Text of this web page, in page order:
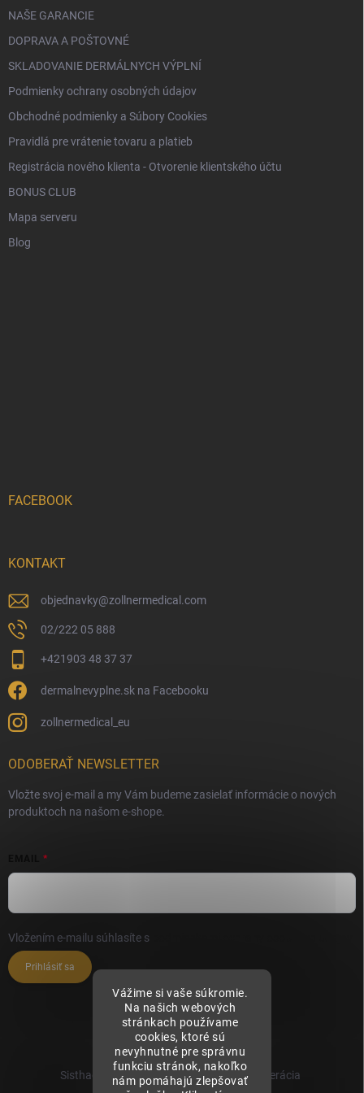
Vážime si vaše súkromie.
Na našich webových
stránkach používame
cookies, ktoré sú
nevyhnutné pre správnu
funkciu stránok, nakoľko
nám pomáhajú zlepšovať
NAŠE GARANCIE
DOPRAVA A POŠTOVNÉ
SKLADOVANIE DERMÁLNYCH VÝPLNÍ
Podmienky ochrany osobných údajov
Obchodné podmienky a Súbory Cookies
Pravidlá pre vrátenie tovaru a platieb
Registrácia nového klienta - Otvorenie klientského účtu
BONUS CLUB
Mapa serveru
Blog
FACEBOOK
KONTAKT
objednavky@zollnermedical.com
02/222 05 888
+421903 48 37 37
dermalnevyplne.sk na Facebooku
zollnermedical_eu
ODOBERAŤ NEWSLETTER
Vložte svoj e-mail a my Vám budeme zasielať informácie o nových
produktoch na našom e-shope.
Vložením e-mailu súhlasíte s
Prihlásiť sa
Sisthaema.sk - Skutočná Dermálna Regenerácia